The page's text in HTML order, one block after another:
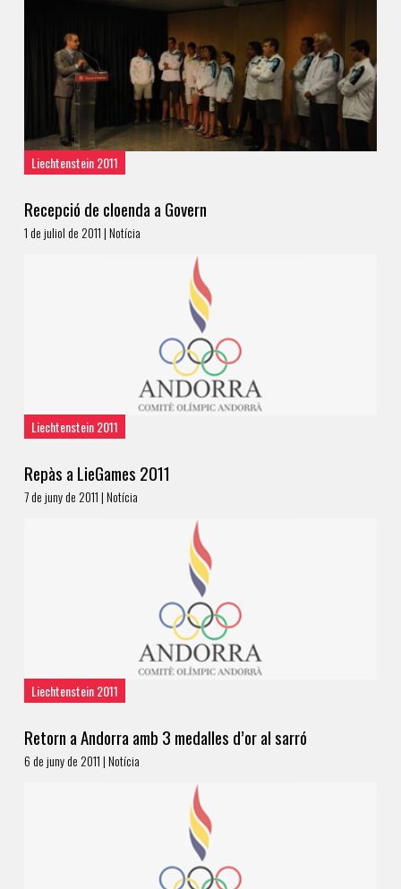
Liechtenstein 2011
Recepció de cloenda a Govern
1 de juliol de 2011 | Notícia
Liechtenstein 2011
Repàs a LieGames 2011
7 de juny de 2011 | Notícia
Liechtenstein 2011
Retorn a Andorra amb 3 medalles d’or al sarró
6 de juny de 2011 | Notícia